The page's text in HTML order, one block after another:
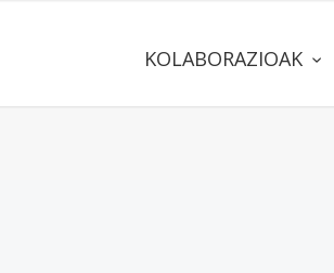
KOLABORAZIOAK